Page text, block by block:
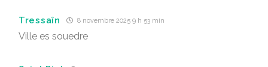
Tressaîn 8 novembre 2025 9 h 53 min
Ville es souedre